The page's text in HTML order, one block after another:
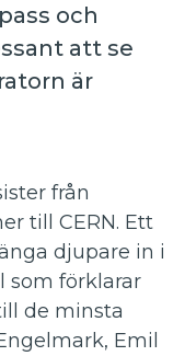
och
att se
är
från
till CERN. Ett
djupare in i
som förklarar
de minsta
Emil